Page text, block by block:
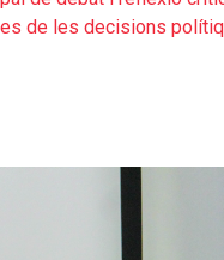
de les decisions